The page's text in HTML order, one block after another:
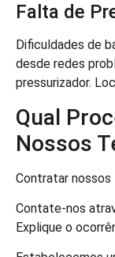
Falta de
Dificuldades de
desde redes
pressurizador.
Qual
Nossos
Contratar nossos
Contate-nos
Explique o